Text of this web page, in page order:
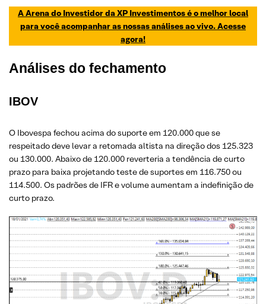
A Arena do Investidor da XP Investimentos é o melhor local
para você acompanhar as nossas análises ao vivo. Acesse
agora!
Análises do fechamento
IBOV
O Ibovespa fechou acima do suporte em 120.000 que se
respeitado deve levar a retomada altista na direção dos 125.323
ou 130.000. Abaixo de 120.000 reverteria a tendência de curto
prazo para baixa projetando teste de suportes em 116.750 ou
114.500. Os padrões de IFR e volume aumentam a indefinição de
curto prazo.